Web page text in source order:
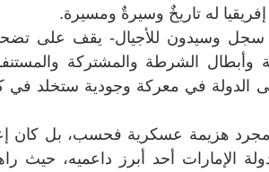
له تاريخٌ وسيرةٌ ومسيرة.
سجل وسيدون للأجيال- يقف على
وأبطال الشرطة والمشتركة
الدولة في معركة وجودية ستخلد في
هزيمة عسكرية فحسب، بل كان
أحد أبرز داعميه، حيث